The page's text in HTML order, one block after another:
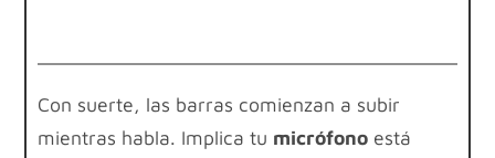
Con suerte, las barras comienzan a subir
mientras habla. Implica tu micrófono está